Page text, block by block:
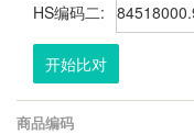
HS编码二:
开始比对
商品编码